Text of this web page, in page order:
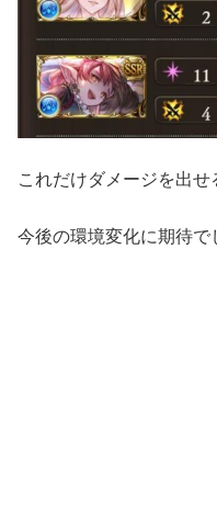
これだけダメージを出せ
今後の環境変化に期待で